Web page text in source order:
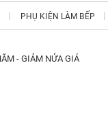
PHỤ KIỆN LÀM BẾP
- GIẢM NỬA GIÁ